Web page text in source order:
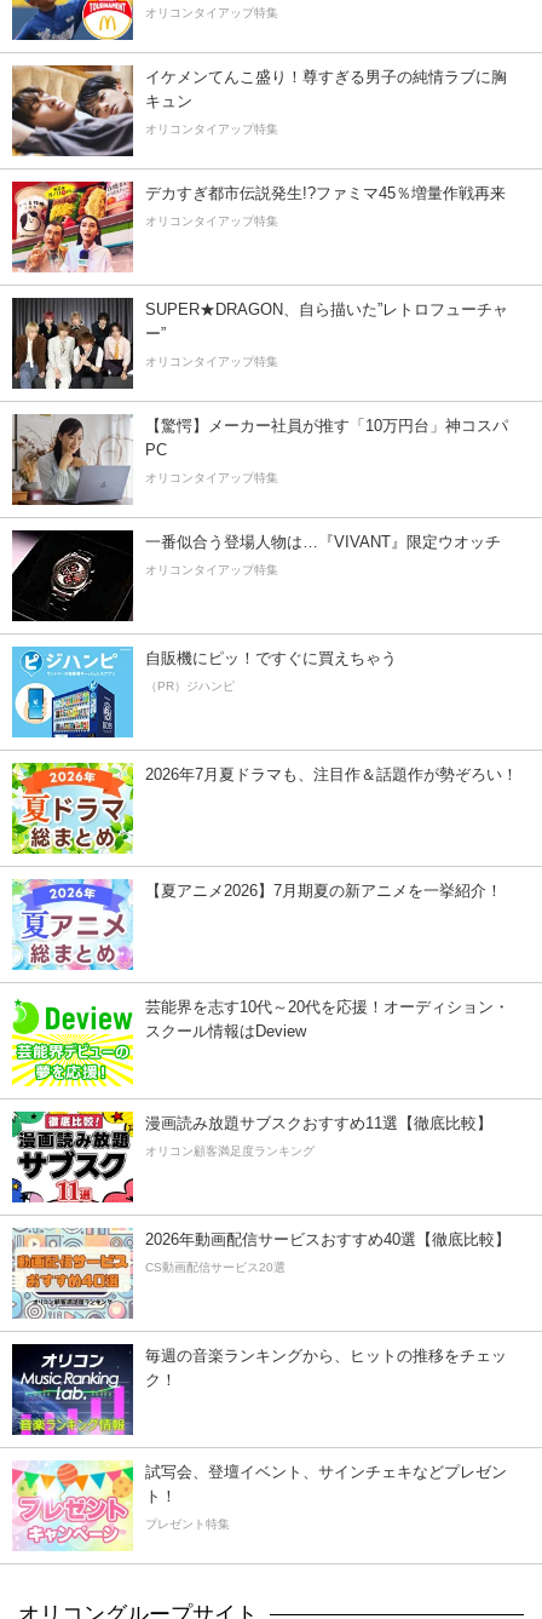
オリコンタイアップ特集
イケメンてんこ盛り！尊すぎる男子の純情ラブに胸
キュン
オリコンタイアップ特集
デカすぎ都市伝説発生!?ファミマ45％増量作戦再来
オリコンタイアップ特集
SUPER★DRAGON、自ら描いた”レトロフューチャ
ー”
オリコンタイアップ特集
【驚愕】メーカー社員が推す「10万円台」神コスパ
PC
オリコンタイアップ特集
一番似合う登場人物は…『VIVANT』限定ウオッチ
オリコンタイアップ特集
自販機にピッ！ですぐに買えちゃう
（PR）ジハンピ
2026年7月夏ドラマも、注目作＆話題作が勢ぞろい！
【夏アニメ2026】7月期夏の新アニメを一挙紹介！
芸能界を志す10代～20代を応援！オーディション・
スクール情報はDeview
漫画読み放題サブスクおすすめ11選【徹底比較】
オリコン顧客満足度ランキング
2026年動画配信サービスおすすめ40選【徹底比較】
CS動画配信サービス20選
毎週の音楽ランキングから、ヒットの推移をチェッ
ク！
試写会、登壇イベント、サインチェキなどプレゼン
ト！
プレゼント特集
オリコングループサイト